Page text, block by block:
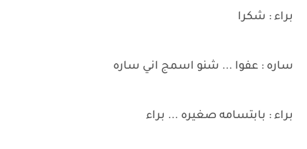
براء : شكرا
ساره : عفوا ... شنو اسمج اني ساره
براء : بابتسامه صغيره ... براء